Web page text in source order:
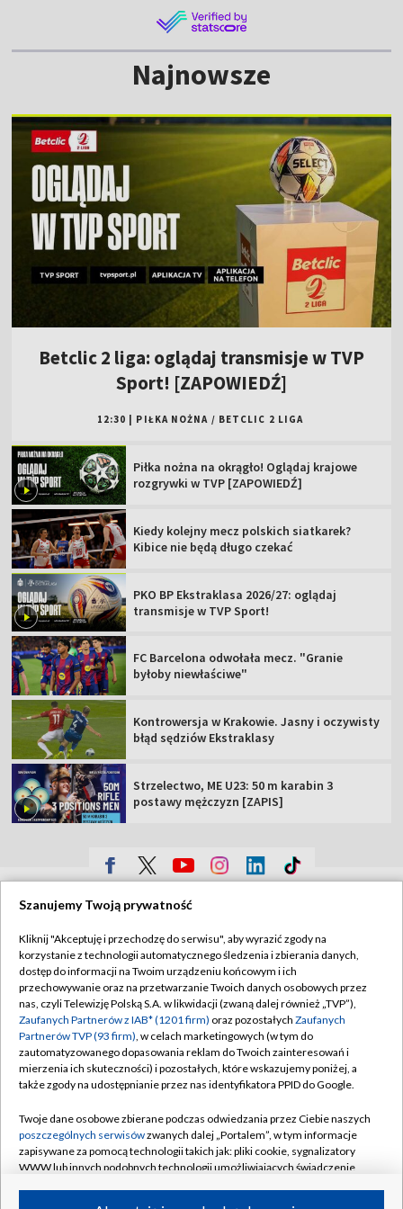
Najnowsze
Betclic 2 liga: oglądaj transmisje w TVP
Sport! [ZAPOWIEDŹ]
12:30 PIŁKA NOŻNA / BETCLIC 2 LIGA
Piłka nożna na okrągło! Oglądaj krajowe
rozgrywki w TVP [ZAPOWIEDŹ]
Kiedy kolejny mecz polskich siatkarek?
Kibice nie będą długo czekać
PKO BP Ekstraklasa 2026/27: oglądaj
transmisje w TVP Sport!
FC Barcelona odwołała mecz. "Granie
byłoby niewłaściwe"
Kontrowersja w Krakowie. Jasny i oczywisty
błąd sędziów Ekstraklasy
Strzelectwo, ME U23: 50 m karabin 3
postawy mężczyzn [ZAPIS]
Sklep TVP
Biuro Reklamy
Oferta Handlowa
Telegazeta ogłoszenia
Emisja w TVP
Ogłoszenia przetargowe
Akademia Telewizyjna
Polityka prywatności
Moje zgody
Biuro reklamy
Kontakt
©2026 Telewizja Polska Spółka Akcyjna w likwidacji
Szanujemy Twoją prywatność
Kliknij "Akceptuję i przechodzę do serwisu", aby wyrazić zgody na
korzystanie z technologii automatycznego śledzenia i zbierania danych,
dostęp do informacji na Twoim urządzeniu końcowym i ich
przechowywanie oraz na przetwarzanie Twoich danych osobowych przez
nas, czyli Telewizję Polską S.A. w likwidacji (zwaną dalej również „TVP”),
Zaufanych Partnerów z IAB* (1201 firm) oraz pozostałych Zaufanych
Partnerów TVP (93 firm), w celach marketingowych (w tym do
zautomatyzowanego dopasowania reklam do Twoich zainteresowań i
mierzenia ich skuteczności) i pozostałych, które wskazujemy poniżej, a
także zgody na udostępnianie przez nas identyfikatora PPID do Google.
Twoje dane osobowe zbierane podczas odwiedzania przez Ciebie naszych
poszczególnych serwisówzwanych dalej „Portalem”, w tym informacje
zapisywane za pomocą technologii takich jak: pliki cookie, sygnalizatory
WWW lub innych podobnych technologii umożliwiających świadczenie